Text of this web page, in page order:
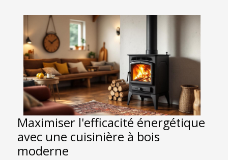
Maximiser l'efficacité énergétique
avec une cuisinière à bois
moderne